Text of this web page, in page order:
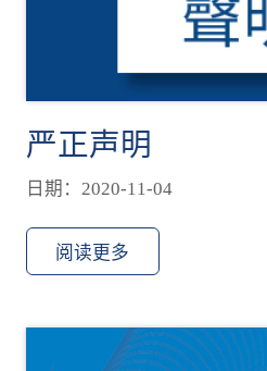
严正声明
日期：2020-11-04
阅读更多